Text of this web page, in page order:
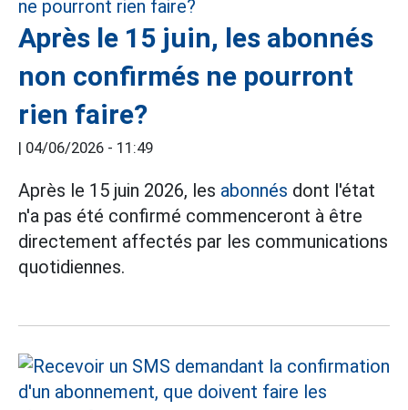
Après le 15 juin, les abonnés
non confirmés ne pourront
rien faire?
| 04/06/2026 - 11:49
Après le 15 juin 2026, les abonnés dont l'état
n'a pas été confirmé commenceront à être
directement affectés par les communications
quotidiennes.